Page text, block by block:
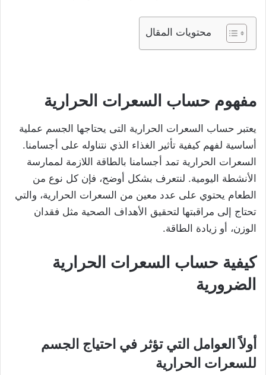
محتويات المقال
مفهوم حساب السعرات الحرارية
يعتبر حساب السعرات الحرارية التى يحتاجها الجسم عملية
أساسية لفهم كيفية تأثير الغذاء الذي نتناوله على أجسامنا.
السعرات الحرارية تمد أجسامنا بالطاقة اللازمة لممارسة
الأنشطة اليومية. لنتعرف بشكل أوضح، فإن كل نوع من
الطعام يحتوي على عدد معين من السعرات الحرارية، والتي
تحتاج إلى مراقبتها لتحقيق الأهداف الصحية مثل فقدان
الوزن، أو زيادة الطاقة.
كيفية حساب السعرات الحرارية
الضرورية
أولاً العوامل التي تؤثر في احتياج الجسم
للسعرات الحرارية